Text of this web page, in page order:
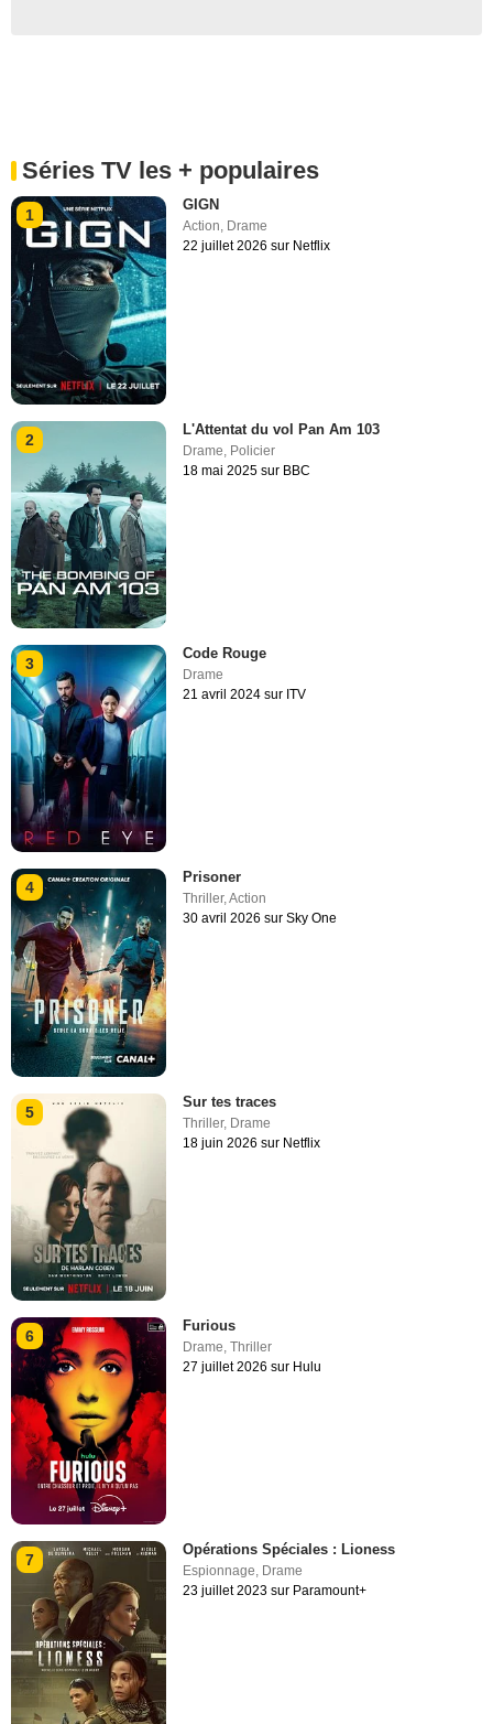
Séries TV les + populaires
1
GIGN
Action, Drame
22 juillet 2026 sur Netflix
2
L'Attentat du vol Pan Am 103
Drame Policier
18 mai 2025 sur BBC
3
Code Rouge
Drame
21 avril 2024 sur ITV
4
Prisoner
Thriller,Action
30 avril 2026 sur Sky One
5
Sur tes traces
Thriller, Drame
18 juin 2026 sur Netflix
6
Furious
Drame,Thriller
27 juillet 2026 sur Hulu
7
Opérations Spéciales : Lioness
Espionnage, Drame
23 juillet 2023 sur Paramount+